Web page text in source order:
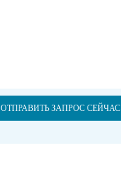
ОТПРАВИТЬ ЗАПРОС СЕЙЧАС